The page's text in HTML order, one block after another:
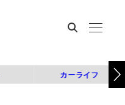
カーライフ